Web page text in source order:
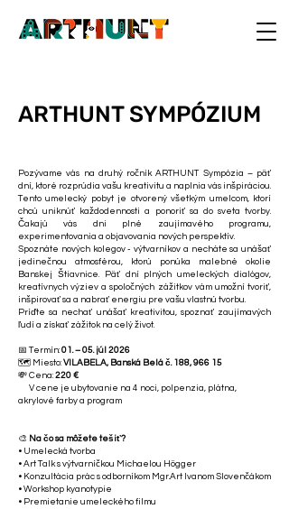
ARTHUNT SYMPÓZIUM
Pozývame vás na druhý ročník ARTHUNT Sympózia – päť
dní, ktoré rozprúdia vašu kreativitu a naplnia vás inšpiráciou.
Tento umelecký pobyt je otvorený všetkým umelcom, ktorí
chcú uniknúť každodennosti a ponoriť sa do sveta tvorby.
Čakajú vás dni plné zaujímavého programu,
experimentovania a objavovania nových perspektív.
Spoznáte nových kolegov - výtvarníkov a necháte sa unášať
jedinečnou atmosférou, ktorú ponúka malebné okolie
Banskej Štiavnice. Päť dní plných umeleckých dialógov,
kreatívnych výziev a spoločných zážitkov vám umožní tvoriť,
inšpirovať sa a nabrať energiu pre vašu vlastnú tvorbu.
Príďte sa nechať unášať kreativitou, spoznať zaujímavých
ľudí a získať zážitok na celý život.
📅 Termín: 01. – 05. júl 2026
🗺️ Miesto: VILABELA, Banská Belá č. 188, 966 15
💸 Cena: 220 €
V cene je ubytovanie na 4 noci, polpenzia, plátna,
akrylové farby a program
🎨 Na čo sa môžete tešiť?
• Umelecká tvorba
• Art Talk s výtvarníčkou Michaelou Högger
• Konzultácia prác s odborníkom Mgr.Art Ivanom Slovenčákom
• Workshop kyanotypie
• Premietanie umeleckého filmu